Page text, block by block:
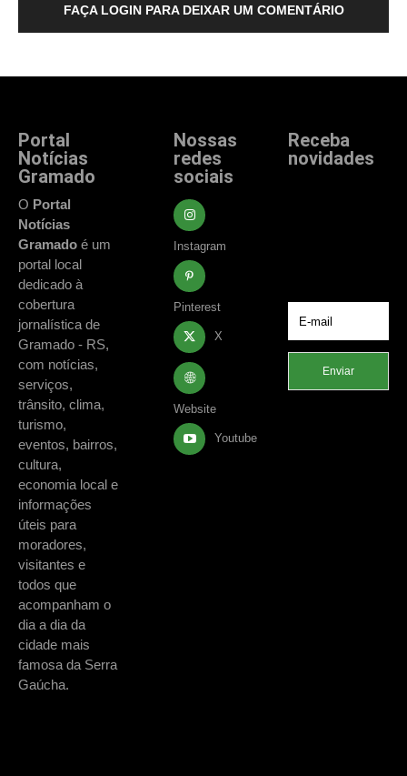
FAÇA LOGIN PARA DEIXAR UM COMENTÁRIO
Portal
Notícias
Gramado
O Portal
Notícias
Gramado é um
portal local
dedicado à
cobertura
jornalística de
Gramado - RS,
com notícias,
serviços,
trânsito, clima,
turismo,
eventos, bairros,
cultura,
economia local e
informações
úteis para
moradores,
visitantes e
todos que
acompanham o
dia a dia da
cidade mais
famosa da Serra
Gaúcha.
Nossas
redes
sociais
Instagram
Pinterest
X
Website
Youtube
Receba
novidades
Enviar